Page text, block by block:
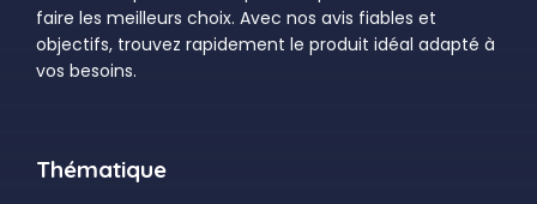
faire les meilleurs choix. Avec nos avis fiables et
objectifs, trouvez rapidement le produit idéal adapté à
vos besoins.
Thématique